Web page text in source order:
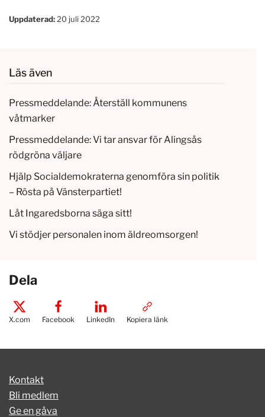
Uppdaterad: 20 juli 2022
Läs även
Pressmeddelande: Återställ kommunens
våtmarker
Pressmeddelande: Vi tar ansvar för Alingsås
rödgröna väljare
Hjälp Socialdemokraterna genomföra sin politik
– Rösta på Vänsterpartiet!
Låt Ingaredsborna säga sitt!
Vi stödjer personalen inom äldreomsorgen!
Dela
X.com Facebook LinkedIn Kopiera länk
Kontakt
Bli medlem
Ge en gåva